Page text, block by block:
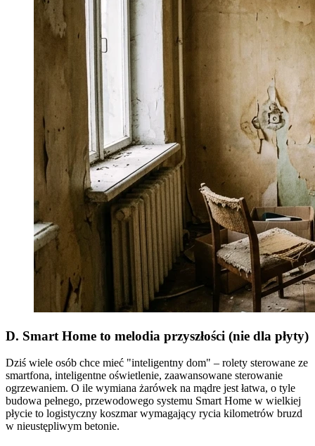
D. Smart Home to melodia przyszłości (nie dla płyty)
Dziś wiele osób chce mieć "inteligentny dom" – rolety sterowane ze
smartfona, inteligentne oświetlenie, zaawansowane sterowanie
ogrzewaniem. O ile wymiana żarówek na mądre jest łatwa, o tyle
budowa pełnego, przewodowego systemu Smart Home w wielkiej
płycie to logistyczny koszmar wymagający rycia kilometrów bruzd
w nieustępliwym betonie.